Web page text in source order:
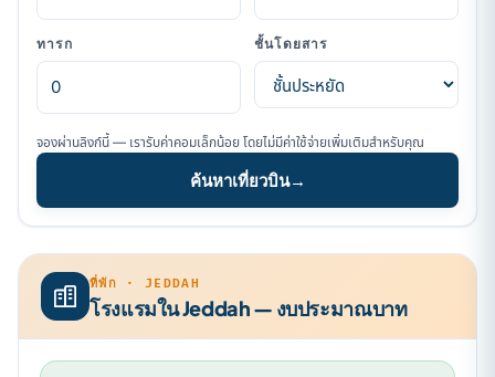
ทารก ชั้นโดยสาร
จองผ่านลิงก์นี้ — เรารับค่าคอมเล็กน้อย โดยไม่มีค่าใช้จ่ายเพิ่มเติมสำหรับคุณ
ค้นหาเที่ยวบิน→
ที่พัก · JEDDAH
โรงแรมใน Jeddah — งบประมาณบาท